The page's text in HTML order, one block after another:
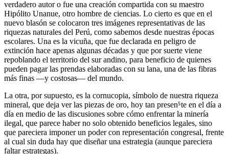
verdadero autor o fue una creación compartida con su maestro
Hipólito Unanue, otro hombre de ciencias. Lo cierto es que en el
nuevo blasón se colocaron tres imágenes representativas de las
riquezas naturales del Perú, como sabemos desde nuestras épocas
escolares. Una es la vicuña, que fue declarada en peligro de
extinción hace apenas algunas décadas y que por suerte viene
repoblando el territorio del sur andino, para beneficio de quienes
pueden pagar las prendas elaboradas con su lana, una de las fibras
más finas —y costosas— del mundo.
La otra, por supuesto, es la cornucopia, símbolo de nuestra riqueza
mineral, que deja ver las piezas de oro, hoy tan presen⁵te en el día a
día en medio de las discusiones sobre cómo enfrentar la minería
ilegal, que parece haber no solo obtenido beneficios legales, sino
que pareciera imponer un poder con representación congresal, frente
al cual sin duda hay que diseñar una estrategia (aunque pareciera
faltar estrategas).